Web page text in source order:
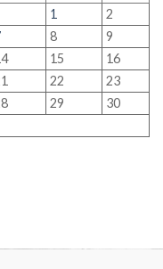
1
2
8
9
15
16
22
23
29
30